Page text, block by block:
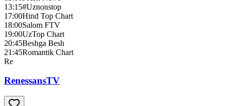
13:15#Uznonstop
17:00Hind Top Chart
18:00Salom FTV
19:00UzTop Chart
20:45Beshga Besh
21:45Romantik Chart
Re
RenessansTV